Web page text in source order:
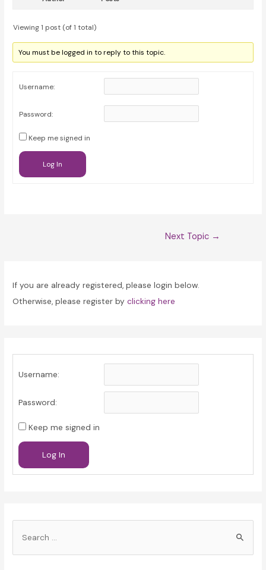
Viewing 1 post (of 1 total)
You must be logged in to reply to this topic.
Username:
Password:
Keep me signed in
Log In
Next Topic →
If you are already registered, please login below.
Otherwise, please register byclicking here
Username:
Password:
Keep me signed in
Log In